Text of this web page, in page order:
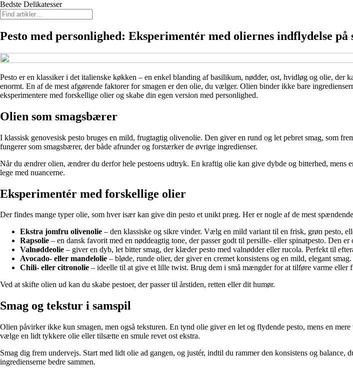
Bedste Delikatesser
Pesto med personlighed: Eksperimentér med oliernes indflydelse på
Pesto er en klassiker i det italienske køkken – en enkel blanding af basilikum, nødder, ost, hvidløg og olie,
enormt. En af de mest afgørende faktorer for smagen er den olie, du vælger. Olien binder ikke bare
eksperimentere med forskellige olier og skabe din egen version med personlighed.
Olien som smagsbærer
I klassisk genovesisk pesto bruges en mild, frugtagtig olivenolie. Den giver en rund og let pebret smag, som
fungerer som smagsbærer, der både afrunder og forstærker de øvrige ingredienser.
Når du ændrer olien, ændrer du derfor hele pestoens udtryk. En kraftig olie kan give dybde og bitterhed, mens
lege med nuancerne.
Eksperimentér med forskellige olier
Der findes mange typer olie, som hver især kan give din pesto et unikt præg. Her er nogle af de mest
Ekstra jomfru olivenolie – den klassiske og sikre vinder. Vælg en mild variant til en frisk, grøn pesto,
Rapsolie – en dansk favorit med en nøddeagtig tone, der passer godt til persille- eller spinatpesto. Den
Valnøddeolie – giver en dyb, let bitter smag, der klæder pesto med valnødder eller rucola. Perfekt til
Avocado- eller mandelolie – bløde, runde olier, der giver en cremet konsistens og en mild, elegant smag.
Chili- eller citronolie – ideelle til at give et lille twist. Brug dem i små mængder for at tilføre varme eller
Ved at skifte olien ud kan du skabe pestoer, der passer til årstiden, retten eller dit humør.
Smag og tekstur i samspil
Olien påvirker ikke kun smagen, men også teksturen. En tynd olie giver en let og flydende pesto, mens en
vælge en lidt tykkere olie eller tilsætte en smule revet ost ekstra.
Smag dig frem undervejs. Start med lidt olie ad gangen, og justér, indtil du rammer den konsistens og
ingredienserne bedre sammen.